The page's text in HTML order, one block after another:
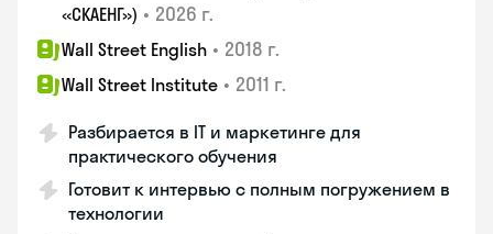
«СКАЕНГ») • 2026 г.
Wall Street English • 2018 г.
Wall Street Institute • 2011 г.
Разбирается в IT и маркетинге для
практического обучения
Готовит к интервью с полным погружением в
технологии